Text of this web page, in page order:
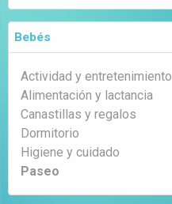
Bebés
Actividad y entretenimiento
Alimentación y lactancia
Canastillas y regalos
Dormitorio
Higiene y cuidado
Paseo